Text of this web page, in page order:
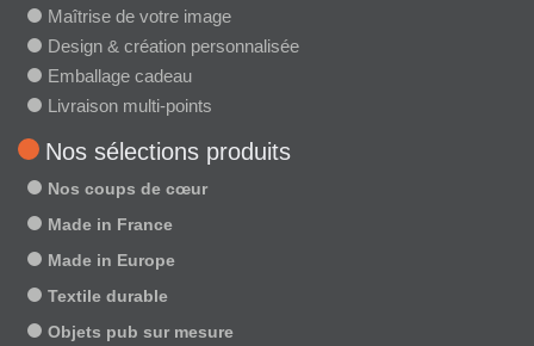
Maîtrise de votre image
Design & création personnalisée
Emballage cadeau
Livraison multi-points
Nos sélections produits
Nos coups de cœur
Made in France
Made in Europe
Textile durable
Objets pub sur mesure